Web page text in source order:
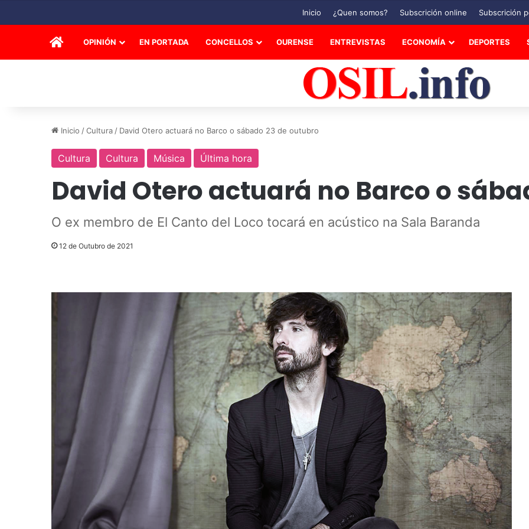
Inicio ¿Quen somos? Subscrición online Subscrición
INICIOOPINIÓN EN PORTADA CONCELLOS OURENSE ENTREVISTAS ECONOMÍA DEPORTES
Inicio /Cultura / David Otero actuará no Barco o sábado 23 de outubro
Cultura Cultura Música Última hora
David Otero actuará no Barco o
O ex membro de El Canto del Loco tocará en acústico na Sala Baranda
12 de Outubro de 2021